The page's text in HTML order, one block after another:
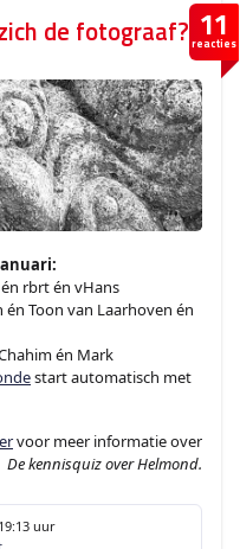
11
reacties
de fotograaf?
rbrt én vHans
Toon van Laarhoven én
én Mark
start automatisch met
voor meer informatie over
De kennisquiz over Helmond.
uur